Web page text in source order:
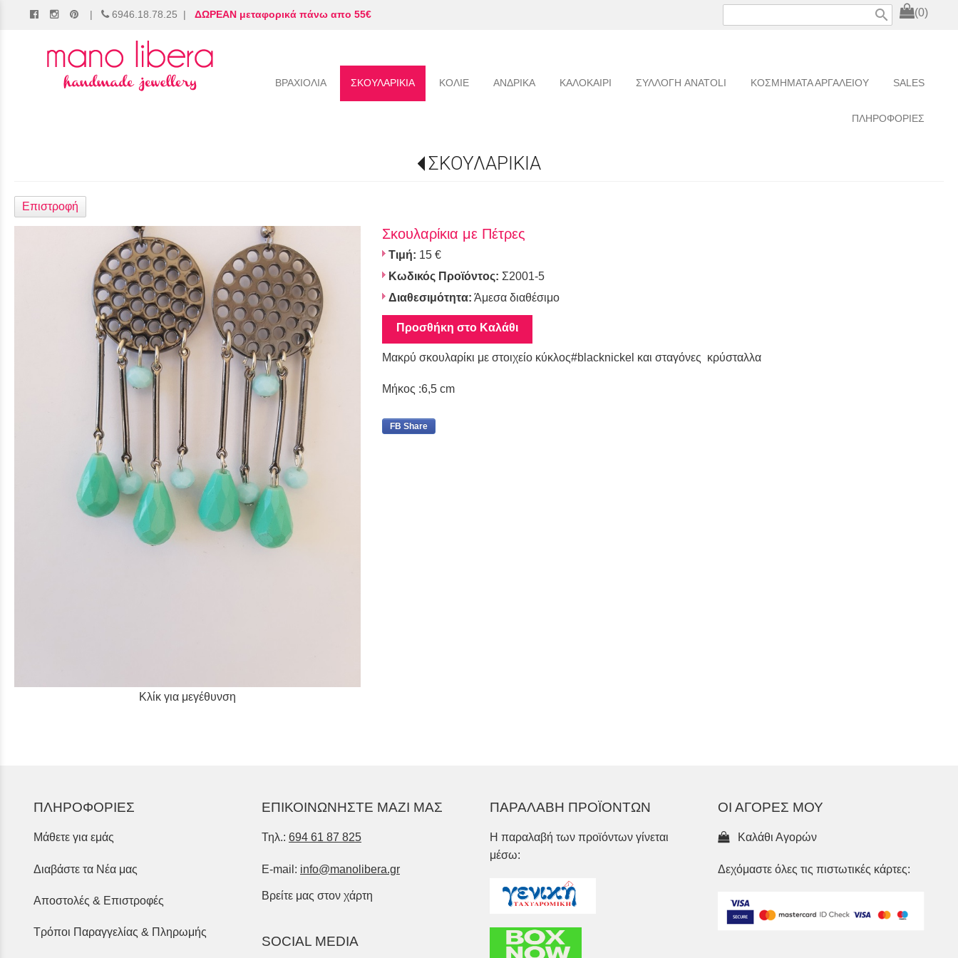
| 6946.18.78.25 | ΔΩΡΕΑΝ μεταφορικά πάνω απο 55€ (0)
search
ΒΡΑΧΙΟΛΙΑ ΣΚΟΥΛΑΡΙΚΙΑ ΚΟΛΙΕ ΑΝΔΡΙΚΑ ΚΑΛΟΚΑΙΡΙ ΣΥΛΛΟΓΗ ANATOLI ΚΟΣΜΗΜΑΤΑ ΑΡΓΑΛΕΙΟΥ SALES
ΠΛΗΡΟΦΟΡΙΕΣ
ΣΚΟΥΛΑΡΙΚΙΑ
Επιστροφή
Κλίκ για μεγέθυνση
Σκουλαρίκια με Πέτρες
Τιμή: 15 €
Κωδικός Προϊόντος: Σ2001-5
Διαθεσιμότητα: Άμεσα διαθέσιμο
Προσθήκη στο Καλάθι
Μακρύ σκουλαρίκι με στοιχείο κύκλος#blacknickel και σταγόνες κρύσταλλα
Μήκος :6,5 cm
FB Share
ΠΛΗΡΟΦΟΡΙΕΣ
Μάθετε για εμάς
Διαβάστε τα Νέα μας
Αποστολές & Επιστροφές
Τρόποι Παραγγελίας & Πληρωμής
ΕΠΙΚΟΙΝΩΝΗΣΤΕ ΜΑΖΙ ΜΑΣ
Τηλ.: 694 61 87 825
E-mail: info@manolibera.gr
Βρείτε μας στον χάρτη
SOCIAL MEDIA
ΠΑΡΑΛΑΒΗ ΠΡΟΪΟΝΤΩΝ
Η παραλαβή των προϊόντων γίνεται
μέσω:
ΟΙ ΑΓΟΡΕΣ ΜΟΥ
Καλάθι Αγορών
Δεχόμαστε όλες τις πιστωτικές κάρτες: